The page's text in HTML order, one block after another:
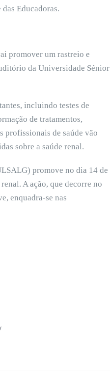
Educadoras.
promover um rastreio e
da Universidade Sénior
incluindo testes de
de tratamentos,
profissionais de saúde vão
sobre a saúde renal.
promove no dia 14 de
A ação, que decorre no
enquadra-se nas